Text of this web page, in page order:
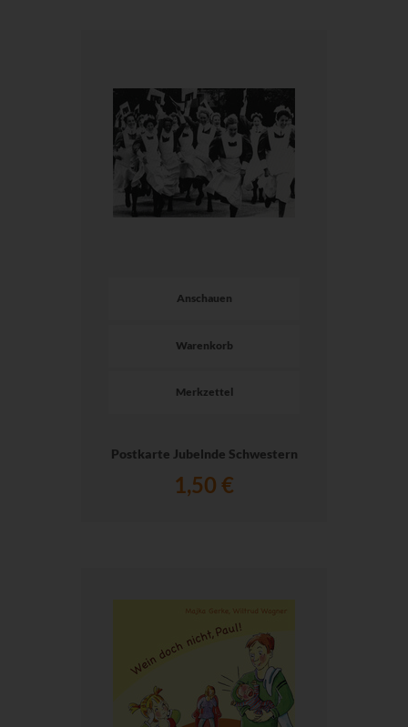
Anschauen
Warenkorb
Merkzettel
Postkarte Jubelnde Schwestern
1,50 €